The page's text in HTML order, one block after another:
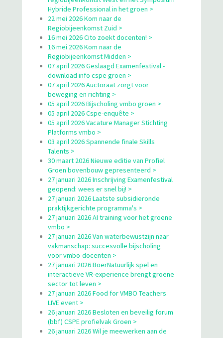
Hybride Professional in het groen >
22 mei 2026 Kom naar de
Regiobijeenkomst Zuid >
16 mei 2026 Cito zoekt docenten! >
16 mei 2026 Kom naar de
Regiobijeenkomst Midden >
07 april 2026 Geslaagd Examenfestival -
download info cspe groen >
07 april 2026 Auctoraat zorgt voor
beweging en richting >
05 april 2026 Bijscholing vmbo groen >
05 april 2026 Cspe-enquête >
05 april 2026 Vacature Manager Stichting
Platforms vmbo >
03 april 2026 Spannende finale Skills
Talents >
30 maart 2026 Nieuwe editie van Profiel
Groen bovenbouw gepresenteerd >
27 januari 2026 Inschrijving Examenfestival
geopend: wees er snel bij! >
27 januari 2026 Laatste subsidieronde
praktijkgerichte programma's >
27 januari 2026 AI training voor het groene
vmbo >
27 januari 2026 Van waterbewustzijn naar
vakmanschap: succesvolle bijscholing
voor vmbo-docenten >
27 januari 2026 BoerNatuurlijk spel en
interactieve VR-experience brengt groene
sector tot leven >
27 januari 2026 Food for VMBO Teachers
LIVE event >
26 januari 2026 Besloten en beveilig forum
(bbf) CSPE profielvak Groen >
26 januari 2026 Wil je meewerken aan de